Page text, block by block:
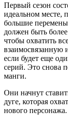
Первый сезон
идеальном месте,
большие
должен быть
чтобы охватить
взаимосвязанную
если будет еще
серий. Это снова
манги.
Они начнут
дуге, которая
нового